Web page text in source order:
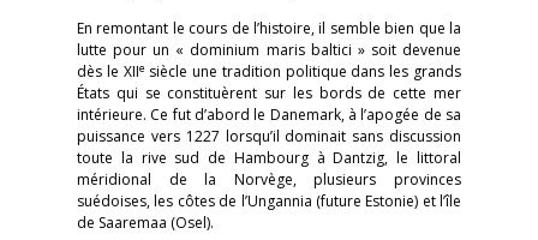
En remontant le cours de l’histoire, il semble bien que la
lutte pour un « dominium maris baltici » soit devenue
dès le XIIesiècle une tradition politique dans les grands
États qui se constituèrent sur les bords de cette mer
intérieure. Ce fut d’abord le Danemark, à l’apogée de sa
puissance vers 1227 lorsqu’il dominait sans discussion
toute la rive sud de Hambourg à Dantzig, le littoral
méridional de la Norvège, plusieurs provinces
suédoises, les côtes de l’Ungannia (future Estonie) et l’île
de Saaremaa (Osel).